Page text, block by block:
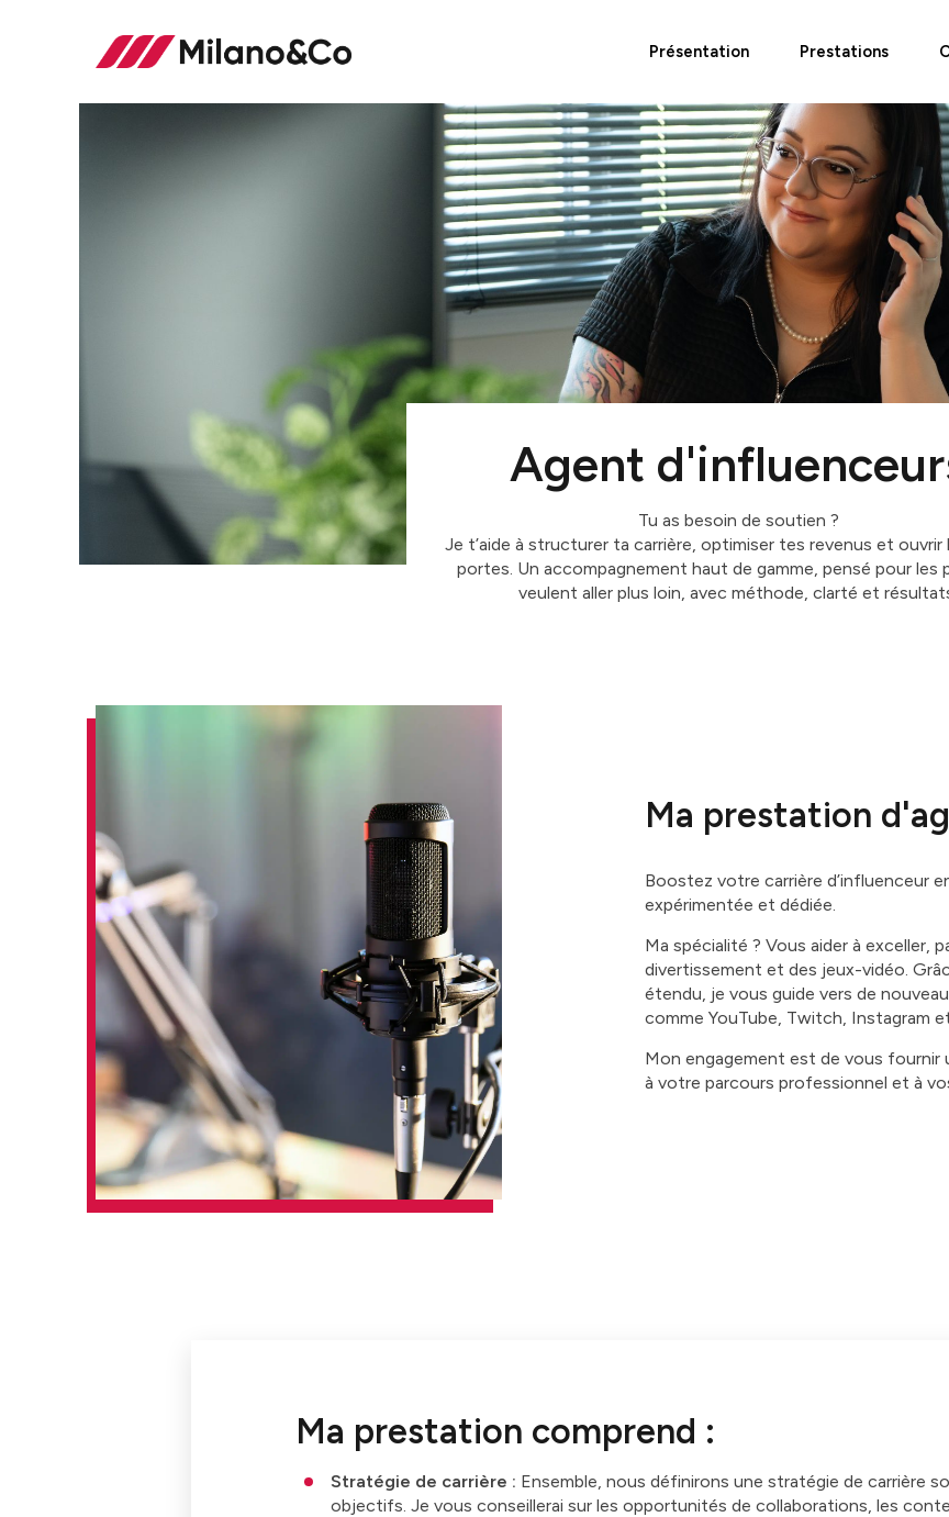
Présentation Prestations
Agent
Tu as besoin de soutien ?
Je t’aide à structurer ta carrière, optimiser tes revenus et ouvrir
portes. Un accompagnement haut de gamme, pensé pour les
veulent aller plus loin, avec méthode, clarté et
Ma prestation
Boostez votre carrière d’influenceur
expérimentée et dédiée.
Ma spécialité ? Vous aider à exceller,
divertissement et des jeux-vidéo.
étendu, je vous guide vers de
comme YouTube, Twitch, Instagram
Mon engagement est de vous fournir
à votre parcours professionnel et à
Ma prestation comprend :
Stratégie de carrière : Ensemble, nous définirons une stratégie de carrière
objectifs. Je vous conseillerai sur les opportunités de collaborations, les